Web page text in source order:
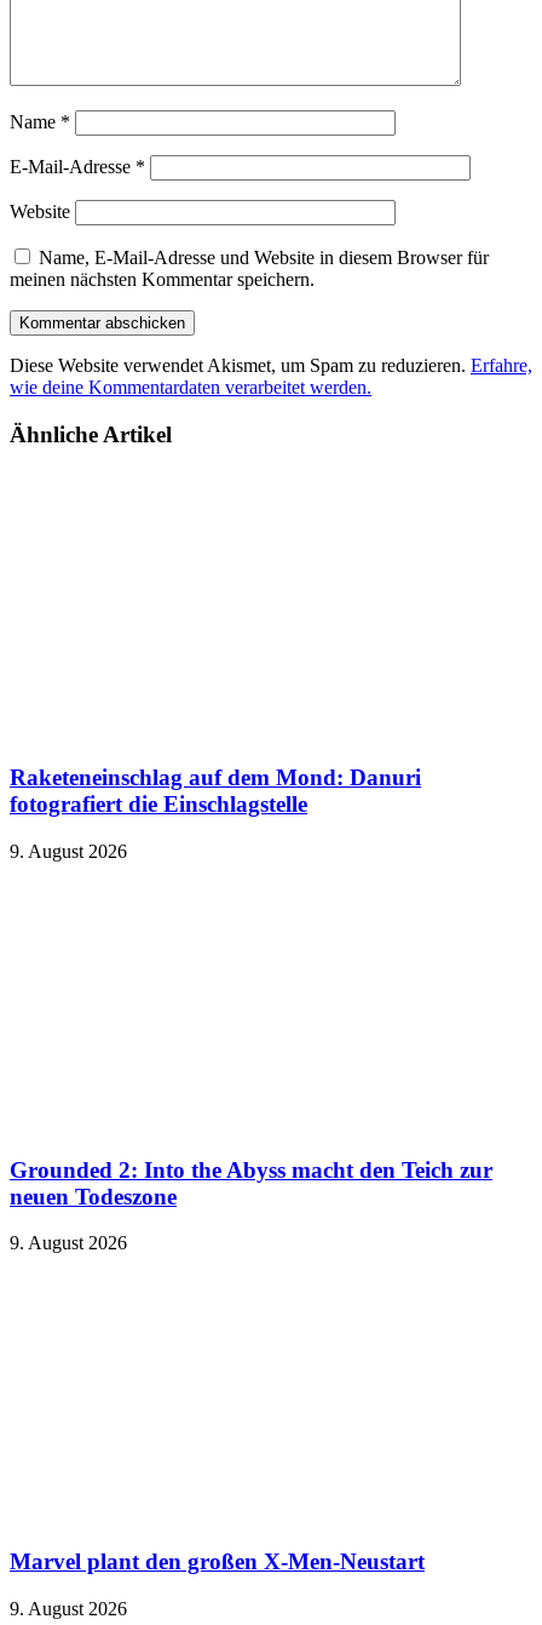
Name *
E-Mail-Adresse *
Website
Name, E-Mail-Adresse und Website in diesem Browser für
meinen nächsten Kommentar speichern.
Diese Website verwendet Akismet, um Spam zu reduzieren. Erfahre,
wie deine Kommentardaten verarbeitet werden.
Ähnliche Artikel
Raketeneinschlag auf dem Mond: Danuri
fotografiert die Einschlagstelle
9. August 2026
Grounded 2: Into the Abyss macht den Teich zur
neuen Todeszone
9. August 2026
Marvel plant den großen X-Men-Neustart
9. August 2026